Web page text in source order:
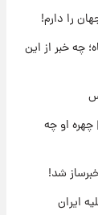
را دارم!
خبر از این
| چهره او چه
شد!
ایران